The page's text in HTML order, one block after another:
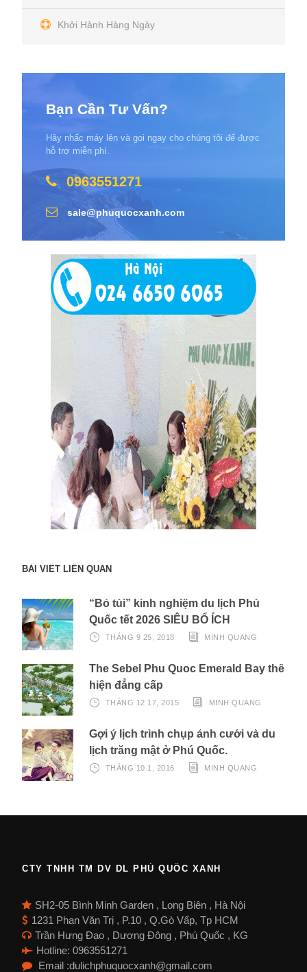
Khởi Hành Hàng Ngày
Bạn Cần Tư Vấn?
Hãy nhấc máy lên và gọi ngay cho chúng tôi để được
hỗ trợ miễn phí.
0963551271
sale@phuquocxanh.com
BÀI VIẾT LIÊN QUAN
“Bỏ túi” kinh nghiệm du lịch Phú
Quốc tết 2026 SIÊU BỔ ÍCH
THÁNG 9 25, 2018 MINH QUANG
The Sebel Phu Quoc Emerald Bay thể
hiện đẳng cấp
THÁNG 12 17, 2015 MINH QUANG
Gợi ý lịch trình chụp ảnh cưới và du
lịch trăng mật ở Phú Quốc.
THÁNG 10 1, 2016 MINH QUANG
CTY TNHH TM DV DL PHÚ QUỐC XANH
SH2-05 Bình Minh Garden , Long Biên , Hà Nội
1231 Phan Văn Trị , P.10 , Q.Gò Vấp, Tp HCM
Trần Hưng Đạo , Dương Đông , Phú Quốc , KG
Hotline: 0963551271
Email :dulichphuquocxanh@gmail.com